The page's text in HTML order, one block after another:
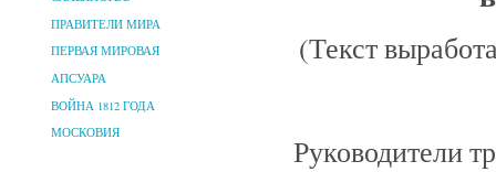
ПРАВИТЕЛИ МИРА
ПЕРВАЯ МИРОВАЯ
АПСУАРА
ВОЙНА 1812 ГОДА
МОСКОВИЯ
(Текст
Руководители